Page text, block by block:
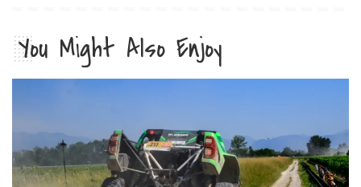
You Might Also Enjoy